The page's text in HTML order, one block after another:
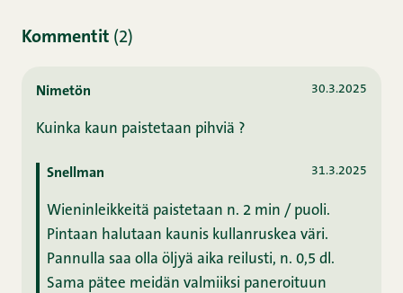
Kommentit (2)
Nimetön 30.3.2025
Kuinka kaun paistetaan pihviä ?
Snellman 31.3.2025
Wieninleikkeitä paistetaan n. 2 min / puoli.
Pintaan halutaan kaunis kullanruskea väri.
Pannulla saa olla öljyä aika reilusti, n. 0,5 dl.
Sama pätee meidän valmiiksi paneroituun